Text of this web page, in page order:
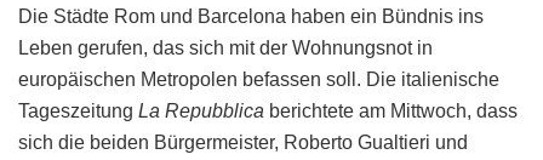
Die Städte Rom und Barcelona haben ein Bündnis ins
Leben gerufen, das sich mit der Wohnungsnot in
europäischen Metropolen befassen soll. Die italienische
Tageszeitung La Repubblica berichtete am Mittwoch, dass
sich die beiden Bürgermeister, Roberto Gualtieri und